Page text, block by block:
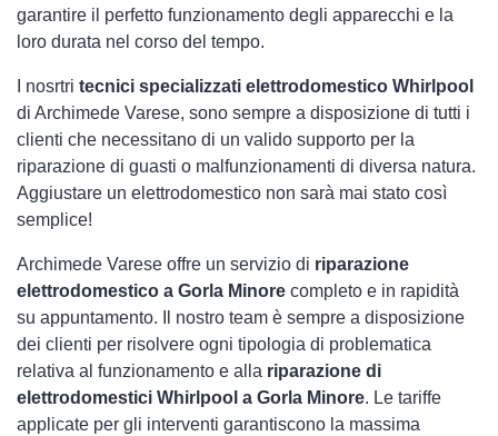
garantire il perfetto funzionamento degli apparecchi e la
loro durata nel corso del tempo.
I nosrtri tecnici specializzati elettrodomestico Whirlpool
di Archimede Varese, sono sempre a disposizione di tutti i
clienti che necessitano di un valido supporto per la
riparazione di guasti o malfunzionamenti di diversa natura.
Aggiustare un elettrodomestico non sarà mai stato così
semplice!
Archimede Varese offre un servizio di riparazione
elettrodomestico a Gorla Minore completo e in rapidità
su appuntamento. Il nostro team è sempre a disposizione
dei clienti per risolvere ogni tipologia di problematica
relativa al funzionamento e alla riparazione di
elettrodomestici Whirlpool a Gorla Minore. Le tariffe
applicate per gli interventi garantiscono la massima